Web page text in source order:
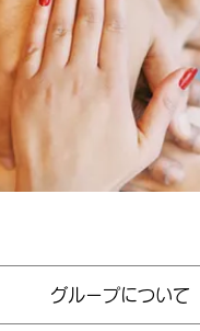
グループについて